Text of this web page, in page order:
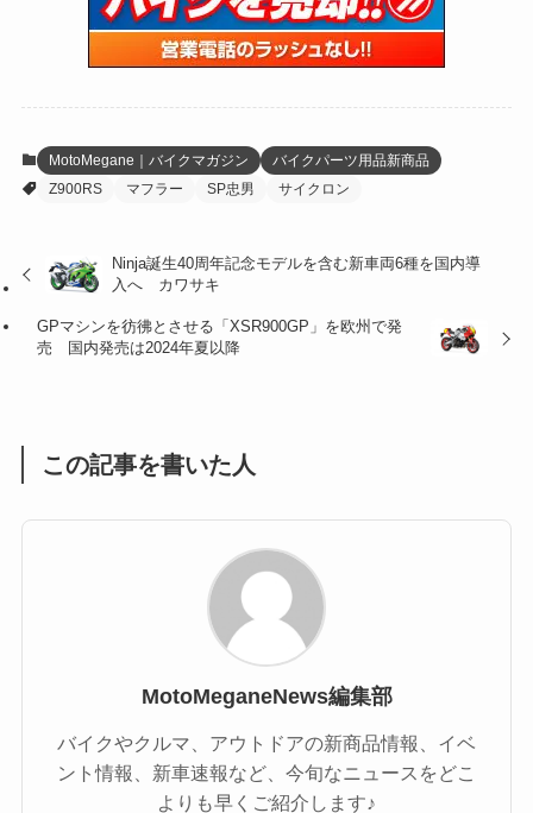
(109)
(5) (5)
(27)
(60)
(38)
(59)
(41)
(47)
(1)
(41)
(16)
(4)
(16)
(1)
MotoMegane｜バイクマガジン
バイクパーツ用品新商品
Z900RS
マフラー SP忠男 サイクロン
Ninja誕生40周年記念モデルを含む新車両6種を国内導
入へ カワサキ
GPマシンを彷彿とさせる「XSR900GP」を欧州で発
売 国内発売は2024年夏以降
この記事を書いた人
MotoMeganeNews編集部
バイクやクルマ、アウトドアの新商品情報、イベ
ント情報、新車速報など、今旬なニュースをどこ
よりも早くご紹介します♪